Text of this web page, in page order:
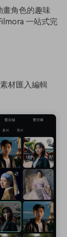
畫角色的趣味
一站式完
材匯入編輯